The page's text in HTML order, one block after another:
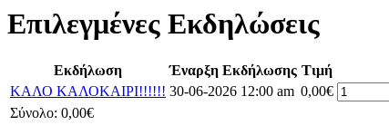
Επιλεγμένες Εκδηλώσεις
Εκδήλωση Έναρξη Εκδήλωσης Τιμή
ΚΑΛΟ ΚΑΛΟΚΑΙΡΙ!!!!!! 30-06-2026 12:00 am 0,00€
Σύνολο: 0,00€